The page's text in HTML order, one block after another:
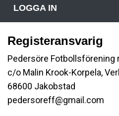
LOGGA IN
Registeransvarig
Pedersöre Fotbollsförening
c/o Malin Krook-Korpela,
68600 Jakobstad
pedersoreff@gmail.com